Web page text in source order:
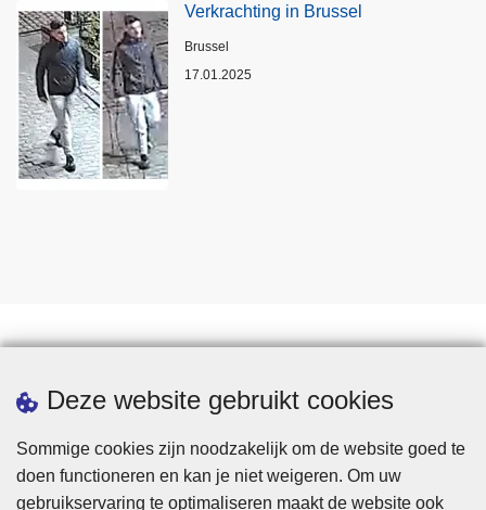
Deze website gebruikt cookies
Sommige cookies zijn noodzakelijk om de website goed te
doen functioneren en kan je niet weigeren. Om uw
gebruikservaring te optimaliseren maakt de website ook
Verkrachting in Brussel
Plaats
Brussel
17.01.2025